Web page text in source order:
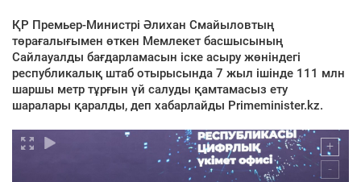
ҚР Премьер-Министрі Әлихан Смайыловтың
төрағалығымен өткен Мемлекет басшысының
Сайлауалды бағдарламасын іске асыру жөніндегі
республикалық штаб отырысында 7 жыл ішінде 111 млн
шаршы метр тұрғын үй салуды қамтамасыз ету
шаралары қаралды, деп хабарлайды Primeminister.kz.